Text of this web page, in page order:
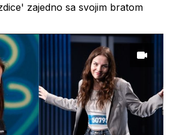
zajedno sa svojim bratom